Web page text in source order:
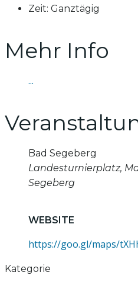
Zeit: Ganztägig
Mehr Info
...
Bad Segeberg
Landesturnierplatz,
Segeberg
WEBSITE
https://goo.gl/maps/
Kategorie